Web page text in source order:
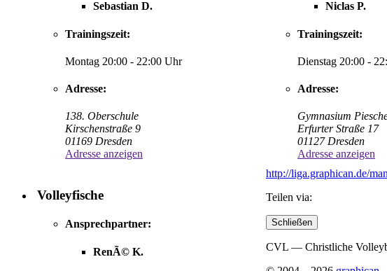
Sebastian D.
Trainingszeit:
Montag 20:00 - 22:00 Uhr
Adresse:
138. Oberschule
Kirschenstraße 9
01169 Dresden
Adresse anzeigen
Niclas P.
Trainingszeit:
Dienstag 20:00 -
Adresse:
Gymnasium
Erfurter Straße 17
01127 Dresden
Adresse anzeigen
Volleyfische
Ansprechpartner:
RenÃ© K.
http://liga.graphican.de/
Teilen via:
Schließen
CVL — Christliche